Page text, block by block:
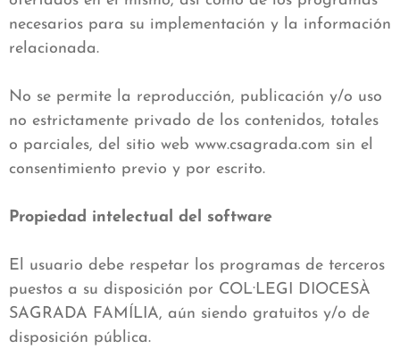
necesarios para su implementación y la información
relacionada.
No se permite la reproducción, publicación y/o uso
no estrictamente privado de los contenidos, totales
o parciales, del sitio web www.csagrada.com sin el
consentimiento previo y por escrito.
Propiedad intelectual del software
El usuario debe respetar los programas de terceros
puestos a su disposición por COL·LEGI DIOCESÀ
SAGRADA FAMÍLIA, aún siendo gratuitos y/o de
disposición pública.